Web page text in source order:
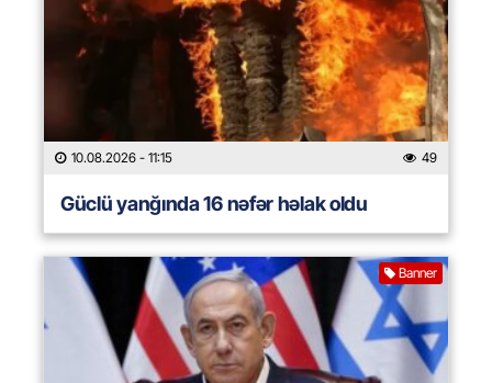
10.08.2026 - 11:15 49
Güclü yanğında 16 nəfər həlak oldu
Banner